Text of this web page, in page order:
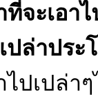
ที่จะเอ
ปล่าประ
ไปเปล่า